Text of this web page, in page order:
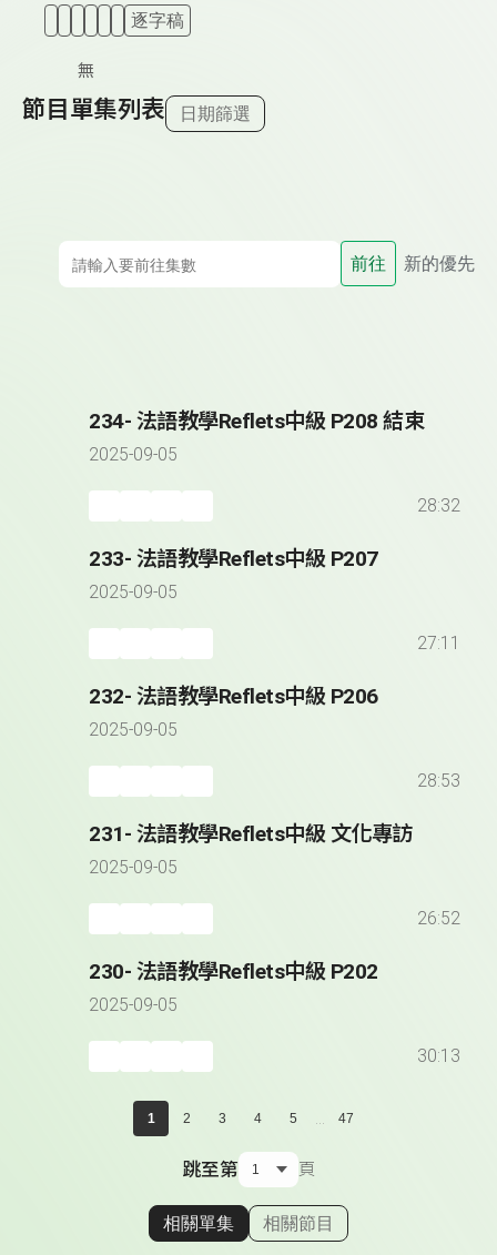
逐字稿
無
節目單集列表 日期篩選
前往 新的優先
234- 法語教學Reflets中級 P208 結束
2025-09-05
28:32
233- 法語教學Reflets中級 P207
2025-09-05
27:11
232- 法語教學Reflets中級 P206
2025-09-05
28:53
231- 法語教學Reflets中級 文化專訪
2025-09-05
26:52
230- 法語教學Reflets中級 P202
2025-09-05
30:13
1 2 3 4 5 ... 47
跳至第 頁
顯示相關單集
相關單集 相關節目